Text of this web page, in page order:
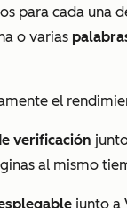
para cada una
o varias
el
verificación
al mismo
junto a